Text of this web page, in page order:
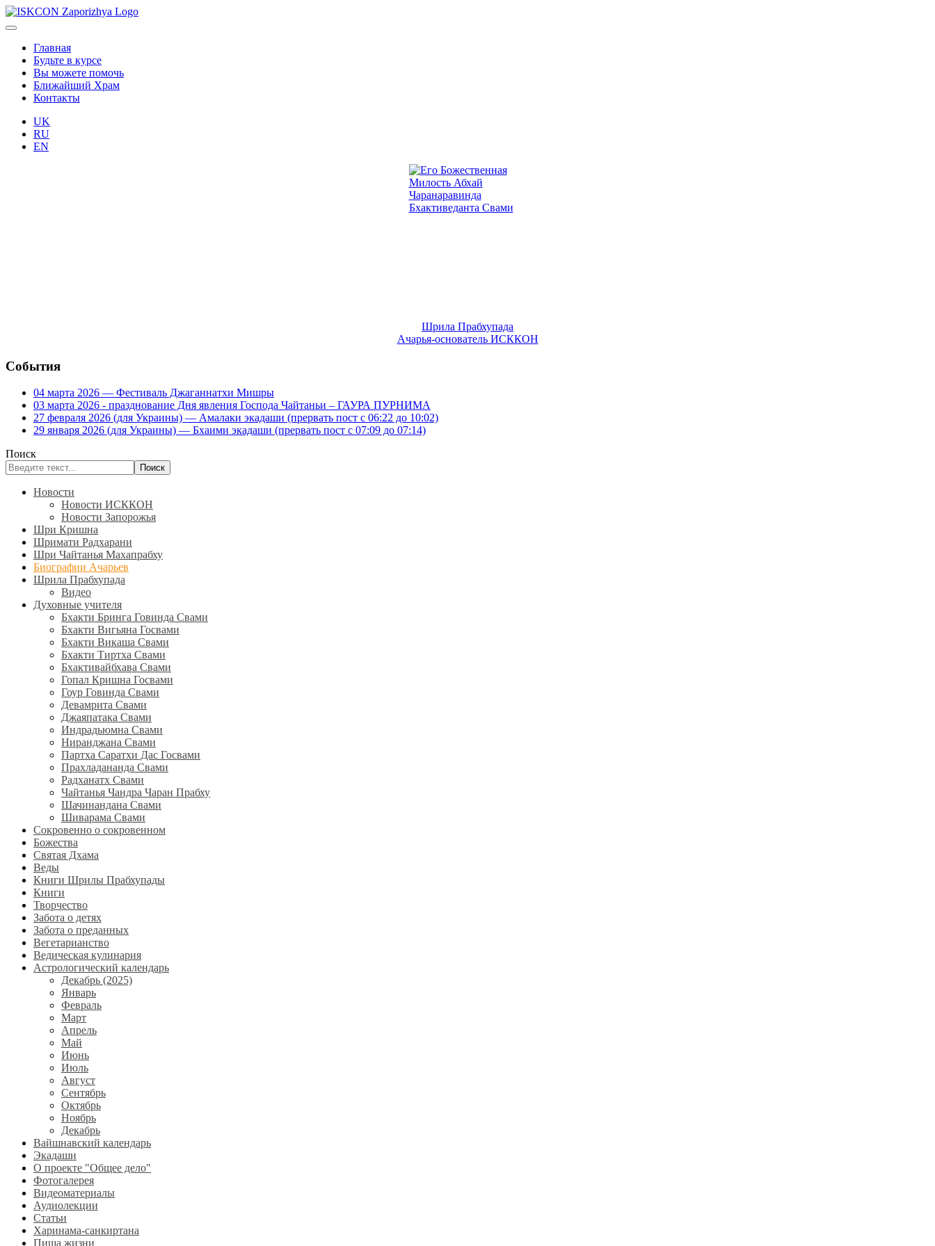
Главная
Будьте в курсе
Вы можете помочь
Ближайший Храм
Контакты
UK
RU
EN
Шрила Прабхупада
Ачарья-основатель ИСККОН
События
04 марта 2026 — Фестиваль Джаганнатхи Мишры
03 марта 2026 - празднование Дня явления Господа Чайтаньи – ГАУРА ПУРНИМА
27 февраля 2026 (для Украины) — Амалаки экадаши (прервать пост с 06:22 до 10:02)
29 января 2026 (для Украины) — Бхаими экадаши (прервать пост с 07:09 до 07:14)
Поиск
Поиск
Новости
Новости ИСККОН
Новости Запорожья
Шри Кришна
Шримати Радхарани
Шри Чайтанья Махапрабху
Биографии Ачарьев
Шрила Прабхупада
Видео
Духовные учителя
Бхакти Бринга Говинда Свами
Бхакти Вигьяна Госвами
Бхакти Викаша Свами
Бхакти Тиртха Свами
Бхактивайбхава Свами
Гопал Кришна Госвами
Гоур Говинда Свами
Девамрита Свами
Джаяпатака Свами
Индрадьюмна Свами
Ниранджана Свами
Партха Саратхи Дас Госвами
Прахладананда Свами
Радханатх Свами
Чайтанья Чандра Чаран Прабху
Шачинандана Свами
Шиварама Свами
Сокровенно о сокровенном
Божества
Святая Дхама
Веды
Книги Шрилы Прабхупады
Книги
Творчество
Забота о детях
Забота о преданных
Вегетарианство
Ведическая кулинария
Астрологический календарь
Декабрь (2025)
Январь
Февраль
Март
Апрель
Май
Июнь
Июль
Август
Сентябрь
Октябрь
Ноябрь
Декабрь
Вайшнавский календарь
Экадаши
О проекте "Общее дело"
Фотогалерея
Видеоматериалы
Аудиолекции
Статьи
Харинама-санкиртана
Пища жизни